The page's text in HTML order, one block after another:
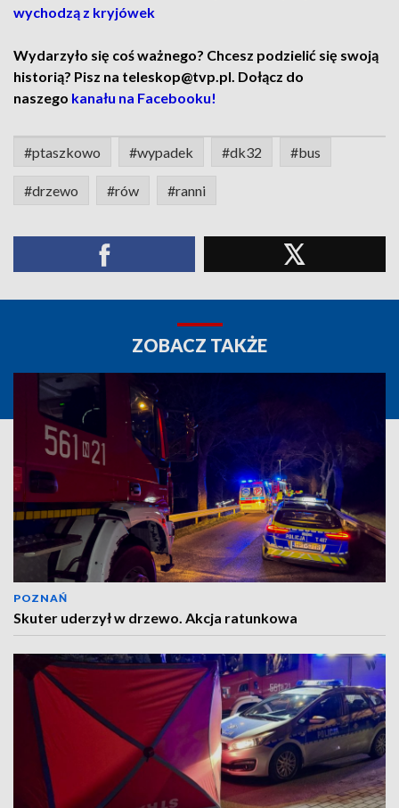
wychodzą z kryjówek
Wydarzyło się coś ważnego? Chcesz podzielić się swoją
historią? Pisz na teleskop@tvp.pl. Dołącz do
naszego kanału na Facebooku!
#ptaszkowo #wypadek #dk32 #bus
#drzewo #rów #ranni
ZOBACZ TAKŻE
POZNAŃ
Skuter uderzył w drzewo. Akcja ratunkowa